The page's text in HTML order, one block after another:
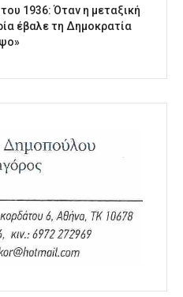
1936: Όταν η μεταξική
έβαλε τη Δημοκρατία